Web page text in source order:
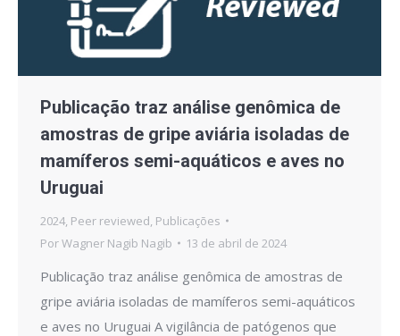
Publicação traz análise genômica de
amostras de gripe aviária isoladas de
mamíferos semi-aquáticos e aves no
Uruguai
2024, Peer reviewed, Publicações
PorWagner Nagib Nagib 13 de abril de 2024
Publicação traz análise genômica de amostras de
gripe aviária isoladas de mamíferos semi-aquáticos
e aves no Uruguai A vigilância de patógenos que